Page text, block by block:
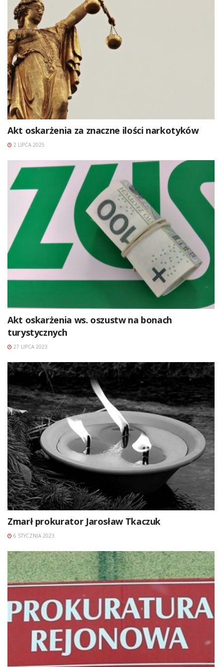
Akt oskarżenia za znaczne ilości narkotyków
2 LIPCA 2025
Akt oskarżenia ws. oszustw na bonach
turystycznych
27 LIPCA 2023
Zmarł prokurator Jarosław Tkaczuk
6 STYCZNIA 2023